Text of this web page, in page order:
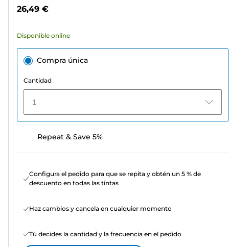
74
26,49 €
Disponible online
Compra única
Cantidad
1
Repeat & Save 5%
Configura el pedido para que se repita y obtén un 5 % de
descuento en todas las tintas
Haz cambios y cancela en cualquier momento
Tú decides la cantidad y la frecuencia en el pedido